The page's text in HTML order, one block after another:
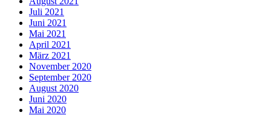
Juli 2021
Juni 2021
Mai 2021
April 2021
März 2021
November 2020
September 2020
August 2020
Juni 2020
Mai 2020